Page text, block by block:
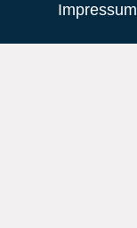
Impressum